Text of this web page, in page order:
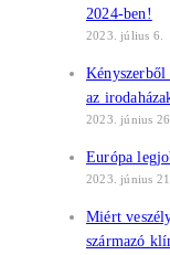
2024-ben!
2023. július 6.
az
2023. június 26.
Európa
2023. június 21.
Miért
származó